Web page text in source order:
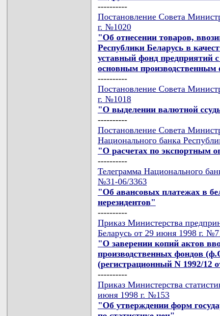
----------
Постановление Совета
г. №1020
"Об отнесении товаров,
Республики Беларусь в
уставный фонд предприятий
основным
----------
Постановление Совета
г. №1018
"О выделении валютной
----------
Постановление Совета
Национального банка
"О расчетах по экспортным
----------
Телеграмма Национального
№31-06/3363
"Об авансовых платежах в
нерезидентов"
----------
Приказ Министерства
Беларусь от 29 июня 1998 г.
"О заверении копий актов
производственных фондов
(регистрационный N 1992/12
----------
Приказ Министерства
июня 1998 г. №153
"Об утверждении форм